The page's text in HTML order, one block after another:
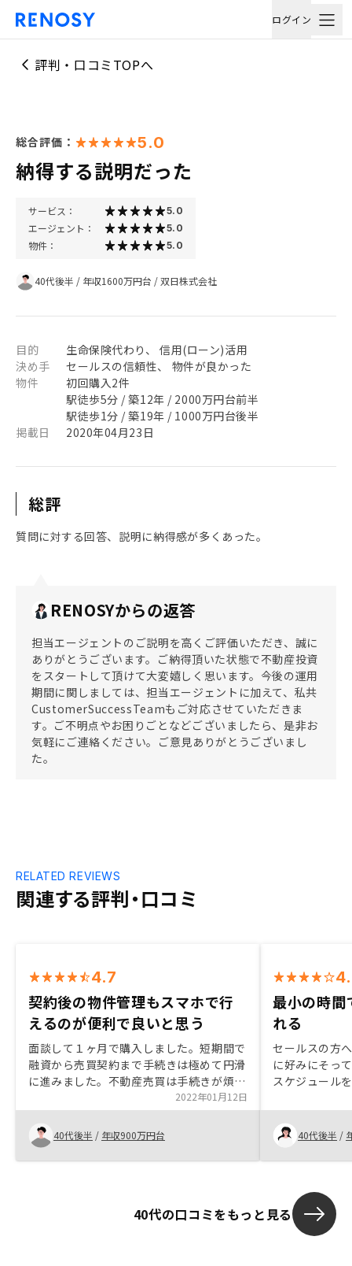
ログイン
評判・口コミTOPへ
総合評価： 5.0
納得する説明だった
サービス： 5.0
エージェント： 5.0
物件： 5.0
40代後半 / 年収1600万円台 /双日株式会社
目的
生命保険代わり、 信用(ローン)活用
決め手
セールスの信頼性、 物件が良かった
物件
初回購入2件
駅徒歩5分 / 築12年 / 2000万円台前半
駅徒歩1分 / 築19年 / 1000万円台後半
掲載日
2020年04月23日
総評
質問に対する回答、説明に納得感が多くあった。
RENOSYからの返答
担当エージェントのご説明を高くご評価いただき、誠に
ありがとうございます。ご納得頂いた状態で不動産投資
をスタートして頂けて大変嬉しく思います。今後の運用
期間に関しましては、担当エージェントに加えて、私共
CustomerSuccessTeamもご対応させていただきま
す。ご不明点やお困りごとなどございましたら、是非お
気軽にご連絡ください。ご意見ありがとうございまし
た。
関連する評判・口コミ
RELATED REVIEWS
4.7
契約後の物件管理もスマホで行
えるのが便利で良いと思う
面談して１ヶ月で購入しました。短期間で
融資から売買契約まで手続きは極めて円滑
に進みました。不動産売買は手続きが煩雑
だと思っていましたが、ほぼ非対面、スマ
ホで手続きが完結するのは驚きです。
RENOSYは契約後の物件管理もスマホで行
えるし、とても便利で良いと思います。相
談だけで貰えるAmazonギフト券が、成約
2022年01月12日
40代後半 / 年収900万円台
最小の時間
れる
セールスの方
に好みにそっ
スケジュール
間で出来るよ
ュミレーショ
益が有るかク
40代後半 /
40代の口コミをもっと見る